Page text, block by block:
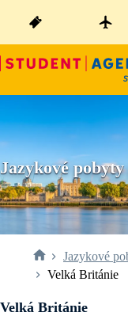
Jazykové
Jazykové
Velká Británie
Velká Británie